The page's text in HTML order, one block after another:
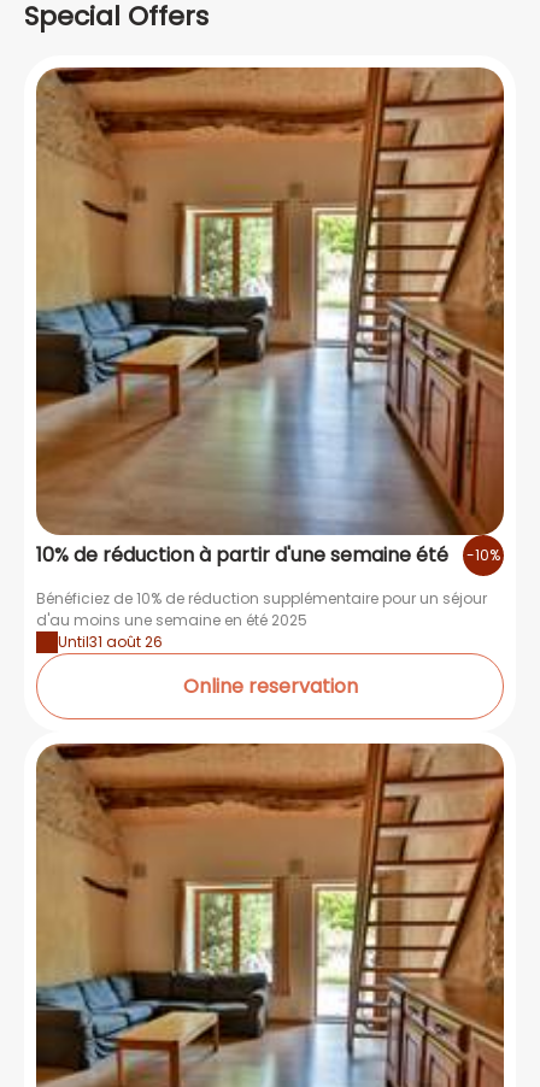
Special Offers
10% de réduction à partir d'une semaine été -10%
Bénéficiez de 10% de réduction supplémentaire pour un séjour
d'au moins une semaine en été 2025
Until31 août 26
Online reservation